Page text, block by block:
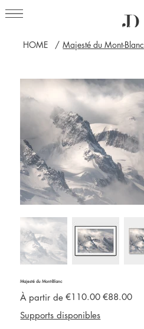
HOME / Majesté du Mont-Blanc
Majesté du Mont-Blanc
À partir de Prix
d’origine
€110.00 Prix
promotionnel
€88.00
Supports disponibles